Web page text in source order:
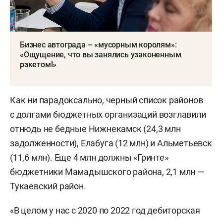
Бизнес автограда – «мусорным королям»:
«Ощущение, что вы занялись узаконенным
рэкетом!»
Как ни парадоксально, черный список районов
с долгами бюджетных организаций возглавили
отнюдь не бедные Нижнекамск (24,3 млн
задолженности), Елабуга (12 млн) и Альметьевск
(11,6 млн). Еще 4 млн должны «Гринте»
бюджетники Мамадышского района, 2,1 млн —
Тукаевский район.
«В целом у нас с 2020 по 2022 год дебиторская